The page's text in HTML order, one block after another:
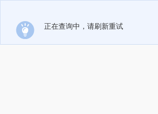
正在查询中，请刷新重试